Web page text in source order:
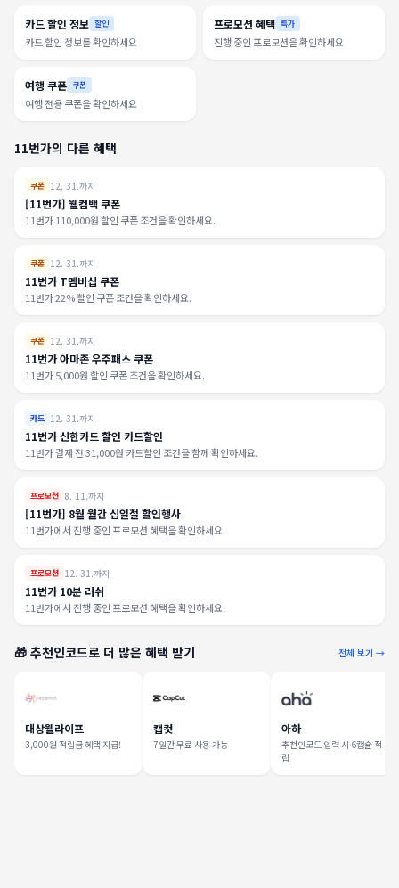
카드 할인 정보 할인
카드 할인 정보를 확인하세요
프로모션 혜택 특가
진행 중인 프로모션을 확인하세요
여행 쿠폰 쿠폰
여행 전용 쿠폰을 확인하세요
11번가의 다른 혜택
쿠폰 12. 31.까지
[11번가] 웰컴백 쿠폰
11번가 110,000원 할인 쿠폰 조건을 확인하세요.
쿠폰 12. 31.까지
11번가 T멤버십 쿠폰
11번가 22% 할인 쿠폰 조건을 확인하세요.
쿠폰 12. 31.까지
11번가 아마존 우주패스 쿠폰
11번가 5,000원 할인 쿠폰 조건을 확인하세요.
카드 12. 31.까지
11번가 신한카드 할인 카드할인
11번가 결제 전 31,000원 카드할인 조건을 함께 확인하세요.
프로모션 8. 11.까지
[11번가] 8월 월간 십일절 할인행사
11번가에서 진행 중인 프로모션 혜택을 확인하세요.
프로모션 12. 31.까지
11번가 10분 러쉬
11번가에서 진행 중인 프로모션 혜택을 확인하세요.
🎁 추천인코드로 더 많은 혜택 받기 전체 보기 →
대상웰라이프
3,000원 적립금 혜택 지급!
캡컷
7일간 무료 사용 가능
아하
추천인코드 입력 시 6캡슐 적
립